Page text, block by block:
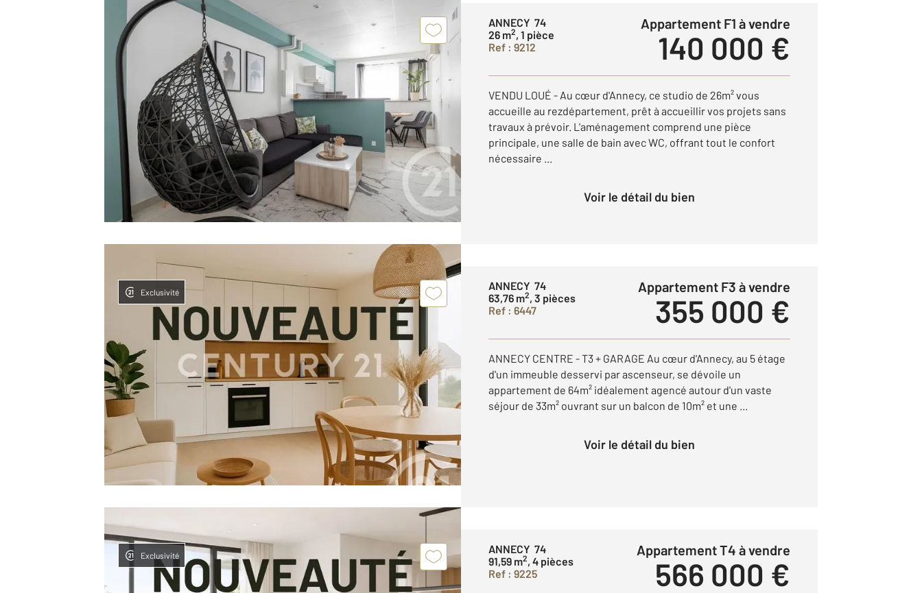
ANNECY 74
26 m2, 1 pièce
Ref : 9212
Appartement F1 à vendre
140 000 €
VENDU LOUÉ - Au cœur d'Annecy, ce studio de 26m² vous
accueille au rezdépartement, prêt à accueillir vos projets sans
travaux à prévoir. L'aménagement comprend une pièce
principale, une salle de bain avec WC, offrant tout le confort
nécessaire ...
Voir le détail du bien
Exclusivité
ANNECY 74
63,76 m2, 3 pièces
Ref : 6447
Appartement F3 à vendre
355 000 €
ANNECY CENTRE - T3 + GARAGE Au cœur d'Annecy, au 5 étage
d'un immeuble desservi par ascenseur, se dévoile un
appartement de 64m² idéalement agencé autour d'un vaste
séjour de 33m² ouvrant sur un balcon de 10m² et une ...
Voir le détail du bien
Exclusivité
ANNECY 74
91,59 m2, 4 pièces
Ref : 9225
Appartement T4 à vendre
566 000 €